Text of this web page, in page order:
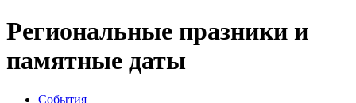
Региональные празники и
памятные даты
События